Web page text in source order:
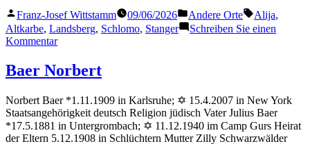
Veröffentlicht
von
Franz-Josef Wittstamm 09/06/2026
Veröffentlicht
in
Andere Orte Alija,
Altkarbe, Landsberg, Schlomo, Stanger
Schreiben Sie einen
Kommentarzu
Schlomo
Baer Norbert
Norbert Baer *1.11.1909 in Karlsruhe; ✡ 15.4.2007 in New York
Staatsangehörigkeit deutsch Religion jüdisch Vater Julius Baer
*17.5.1881 in Untergrombach; ✡ 11.12.1940 im Camp Gurs Heirat
der Eltern 5.12.1908 in Schlüchtern Mutter Zilly Schwarzwälder